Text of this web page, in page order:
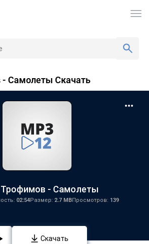
Самолеты Скачать
- Самолеты
02:54Размер: 2.7 MBПросмотров: 139
Скачать